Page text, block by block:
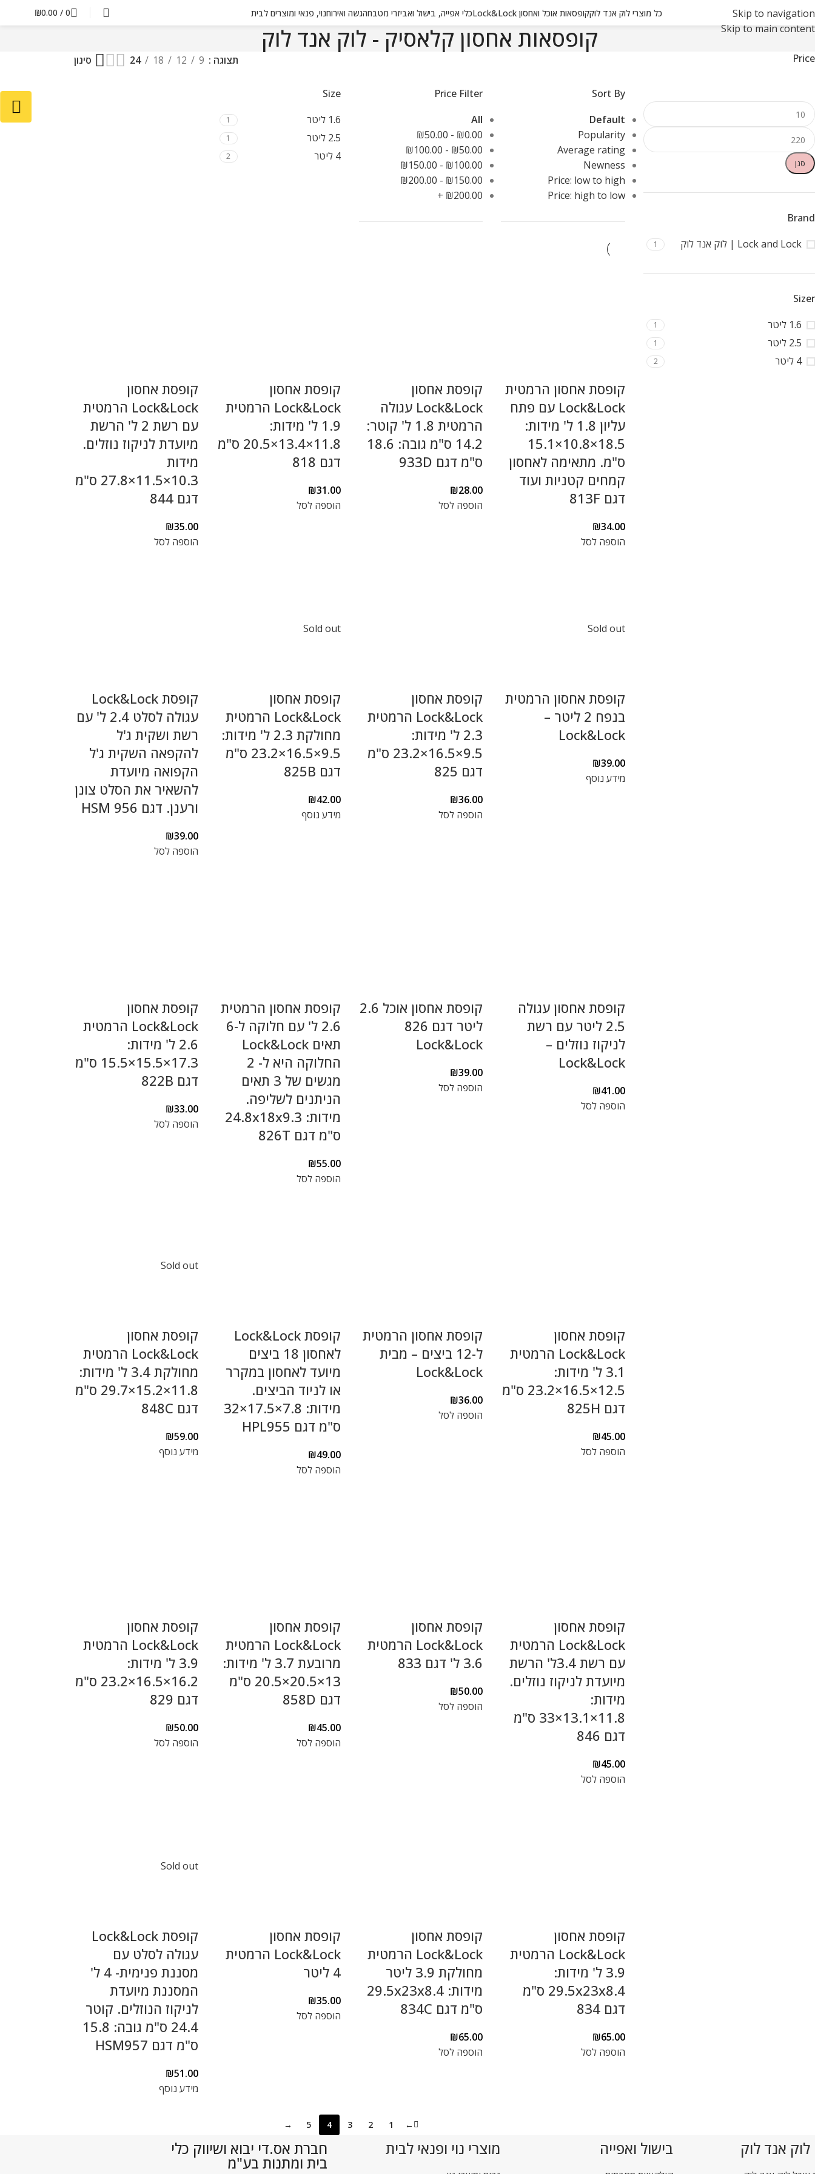
Skip to navigation
Skip to main content
כל מוצרי לוק אנד לוקקופסאות אוכל ואחסון Lock&Lock כלי אפייה, בישול ואביזרי מטבחהגשה ואירוחנוי, פנאי ומוצרים לבית 0
/
₪0.00
קופסאות אחסון קלאסיק - לוק אנד לוק
Price
סנן
Brand
Lock and Lock | לוק אנד לוק
1
Sizer
1.6 ליטר
1
2.5 ליטר 1
4 ליטר 2
תצוגה 9
12
18
24 סינון
Sort By
Default
Popularity
Average rating
Newness
Price: low to high
Price: high to low
Price Filter
All
₪0.00
-
₪50.00
₪50.00
-
₪100.00
₪100.00
-
₪150.00
₪150.00
-
₪200.00
₪200.00
+
Size
1.6 ליטר
1
2.5 ליטר 1
4 ליטר 2
קופסת אחסון הרמטית
Lock&Lock עם פתח
עליון 1.8 ל' מידות:
18.5×10.8×15.1
ס"מ. מתאימה לאחסון
קמחים קטניות ועוד
דגם 813F
₪34.00
הוספה לסל
קופסת אחסון
Lock&Lock עגולה
הרמטית 1.8 ל' קוטר:
14.2 ס"מ גובה: 18.6
ס"מ דגם 933D
₪28.00
הוספה לסל
קופסת אחסון
Lock&Lock הרמטית
1.9 ל' מידות:
11.8×13.4×20.5 ס"מ
דגם 818
₪31.00
הוספה לסל
קופסת אחסון
Lock&Lock הרמטית
עם רשת 2 ל' הרשת
מיועדת לניקוז נוזלים.
מידות
10.3×11.5×27.8 ס"מ
דגם 844
₪35.00
הוספה לסל
Sold out
קופסת אחסון הרמטית
בנפח 2 ליטר –
Lock&Lock
₪39.00
מידע נוסף
קופסת אחסון
Lock&Lock הרמטית
2.3 ל' מידות:
9.5×16.5×23.2 ס"מ
דגם 825
₪36.00
הוספה לסל
Sold out
קופסת אחסון
Lock&Lock הרמטית
מחולקת 2.3 ל' מידות:
9.5×16.5×23.2 ס"מ
דגם 825B
₪42.00
מידע נוסף
קופסת Lock&Lock
עגולה לסלט 2.4 ל' עם
רשת ושקית ג'ל
להקפאה השקית ג'ל
הקפואה מיועדת
להשאיר את הסלט צונן
ורענן. דגם HSM 956
₪39.00
הוספה לסל
קופסת אחסון עגולה
2.5 ליטר עם רשת
לניקוז נוזלים –
Lock&Lock
₪41.00
הוספה לסל
קופסת אחסון אוכל 2.6
ליטר דגם 826
Lock&Lock
₪39.00
הוספה לסל
קופסת אחסון הרמטית
2.6 ל' עם חלוקה ל-6
תאים Lock&Lock
החלוקה היא ל- 2
מגשים של 3 תאים
הניתנים לשליפה.
מידות: 24.8x18x9.3
ס"מ דגם 826T
₪55.00
הוספה לסל
קופסת אחסון
Lock&Lock הרמטית
2.6 ל' מידות:
17.3×15.5×15.5 ס"מ
דגם 822B
₪33.00
הוספה לסל
קופסת אחסון
Lock&Lock הרמטית
3.1 ל' מידות:
12.5×16.5×23.2 ס"מ
דגם 825H
₪45.00
הוספה לסל
קופסת אחסון הרמטית
ל-12 ביצים – מבית
Lock&Lock
₪36.00
הוספה לסל
קופסת Lock&Lock
לאחסון 18 ביצים
מיועד לאחסון במקרר
או לניוד הביצים.
מידות: 7.8×17.5×32
ס"מ דגם HPL955
₪49.00
הוספה לסל
Sold out
קופסת אחסון
Lock&Lock הרמטית
מחולקת 3.4 ל' מידות:
11.8×15.2×29.7 ס"מ
דגם 848C
₪59.00
מידע נוסף
קופסת אחסון
Lock&Lock הרמטית
עם רשת 3.4ל' הרשת
מיועדת לניקוז נוזלים.
מידות:
11.8×13.1×33 ס"מ
דגם 846
₪45.00
הוספה לסל
קופסת אחסון
Lock&Lock הרמטית
3.6 ל' דגם 833
₪50.00
הוספה לסל
קופסת אחסון
Lock&Lock הרמטית
מרובעת 3.7 ל' מידות:
13×20.5×20.5 ס"מ
דגם 858D
₪45.00
הוספה לסל
קופסת אחסון
Lock&Lock הרמטית
3.9 ל' מידות:
16.2×16.5×23.2 ס"מ
דגם 829
₪50.00
הוספה לסל
קופסת אחסון
Lock&Lock הרמטית
3.9 ל' מידות:
29.5x23x8.4 ס"מ
דגם 834
₪65.00
הוספה לסל
קופסת אחסון
Lock&Lock הרמטית
מחולקת 3.9 ליטר
מידות: 29.5x23x8.4
ס"מ דגם 834C
₪65.00
הוספה לסל
קופסת אחסון
Lock&Lock הרמטית
4 ליטר
₪35.00
הוספה לסל
Sold out
קופסת Lock&Lock
עגולה לסלט עם
מסננת פנימית- 4 ל'
המסננת מיועדת
לניקוז הנוזלים. קוטר
24.4 ס"מ גובה: 15.8
ס"מ דגם HSM957
₪51.00
מידע נוסף
←
1
2
3
4
5
→
לוק אנד לוק בישול ואפייה מוצרי נוי ופנאי לבית חברת אס.די יבוא ושיווק כלי
בית ומתנות בע"מ